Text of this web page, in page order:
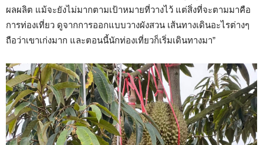
ผลผลิต แม้จะยังไม่มากตามเป้าหมายที่วางไว้ แต่สิ่งที่จะตามมาคือ
การท่องเที่ยว ดูจากการออกแบบวางผังสวน เส้นทางเดินอะไรต่างๆ
ถือว่าเขาเก่งมาก และตอนนี้นักท่องเที่ยวก็เริ่มเดินทางมา”